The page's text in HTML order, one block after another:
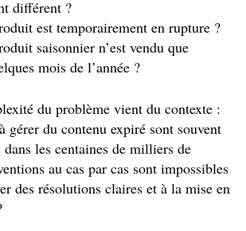
différent ?
est temporairement en rupture ?
saisonnier n’est vendu que
mois de l’année ?
du problème vient du contexte :
gérer du contenu expiré sont souvent
les centaines de milliers de
au cas par cas sont impossibles
des résolutions claires et à la mise en